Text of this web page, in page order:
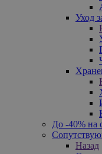
Уход
До -40% на
Назад